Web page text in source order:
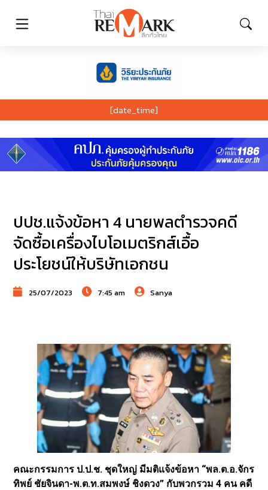
[date_time]
ปปช.แจ้งข้อหา 4 นายพลตำรวจคดี
จัดซื้อเครื่องไบโอเมตริกส์เอื้อ
ประโยชน์ให้บริษัทเอกชน
25/07/2023 7:45 am Sanya
คณะกรรมการ ป.ป.ช. ชุดใหญ่ มีมติแจ้งข้อหา “พล.ต.อ.จักร
ทิพย์ ชัยจินดา-พ.ต.ท.สมพงษ์ ชิงดวง” กับพวกรวม 4 คน คดี